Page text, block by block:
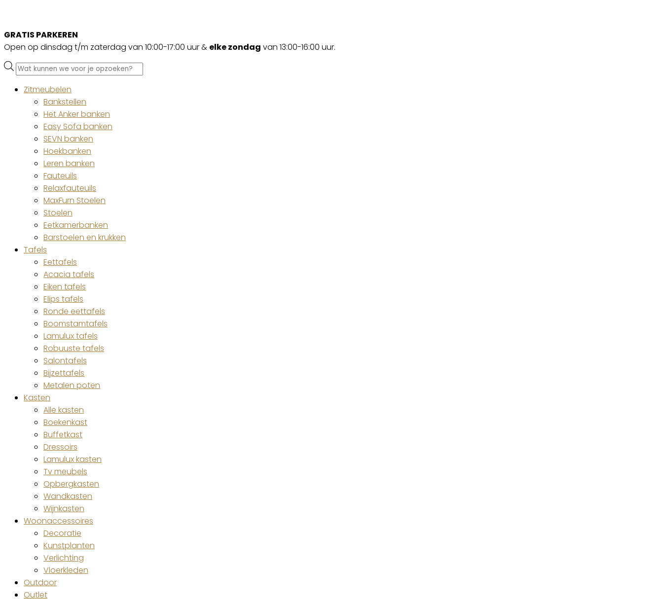
GRATIS PARKEREN
Open op dinsdag t/m zaterdag van 10:00-17:00 uur & elke zondag van 13:00-16:00 uur.
Producten
zoeken
Zitmeubelen
Bankstellen
Het Anker banken
Easy Sofa banken
SEVN banken
Hoekbanken
Leren banken
Fauteuils
Relaxfauteuils
MaxFurn Stoelen
Stoelen
Eetkamerbanken
Barstoelen en krukken
Tafels
Eettafels
Acacia tafels
Eiken tafels
Elips tafels
Ronde eettafels
Boomstamtafels
Lamulux tafels
Robuuste tafels
Salontafels
Bijzettafels
Metalen poten
Kasten
Alle kasten
Boekenkast
Buffetkast
Dressoirs
Lamulux kasten
Tv meubels
Opbergkasten
Wandkasten
Wijnkasten
Woonaccessoires
Decoratie
Kunstplanten
Verlichting
Vloerkleden
Outdoor
Outlet